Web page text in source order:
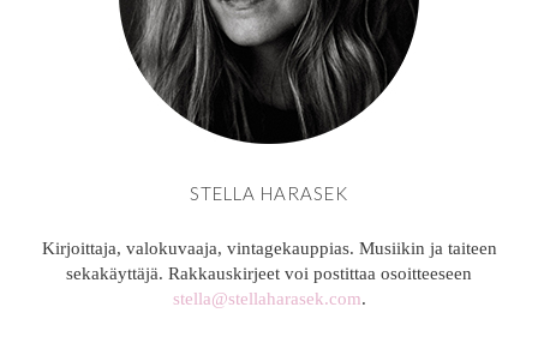
STELLA HARASEK
Kirjoittaja, valokuvaaja, vintagekauppias. Musiikin ja taiteen
sekakäyttäjä. Rakkauskirjeet voi postittaa osoitteeseen
stella@stellaharasek.com.